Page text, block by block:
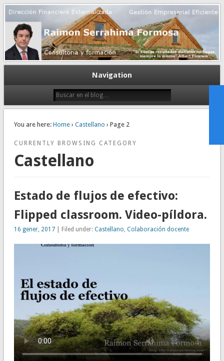
Dirección financiera de la PyME
Gestión empresarial eficiente. Dirección financiera externalizada.
Navigation
You are here: Home› Castellano › Page 2
CURRENTLY BROWSING CATEGORY
Castellano
Estado de flujos de efectivo:
Flipped classroom. Video-píldora.
16 gener, 2017| Filed under: Castellano, Colaboración docente